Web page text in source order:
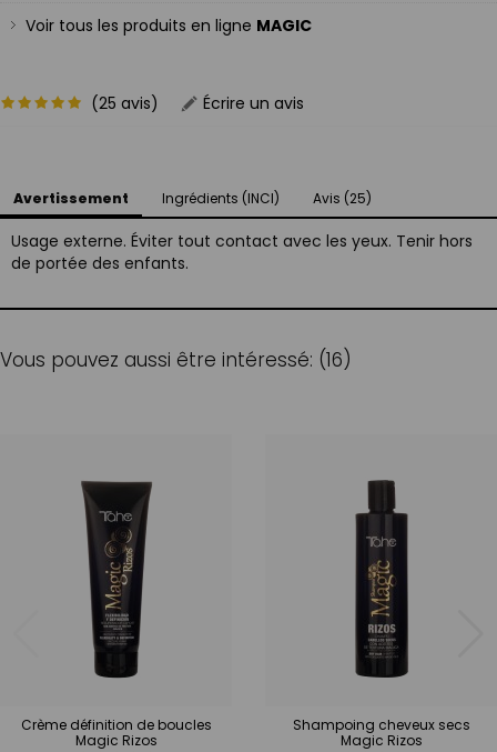
Voir tous les produits en ligne MAGIC
(25 avis) Écrire un avis
Avertissement Ingrédients (INCI) Avis (25)
Usage externe. Éviter tout contact avec les yeux. Tenir hors
de portée des enfants.
Vous pouvez aussi être intéressé: (16)
Crème définition de boucles
Magic Rizos
Shampoing cheveux secs
Magic Rizos